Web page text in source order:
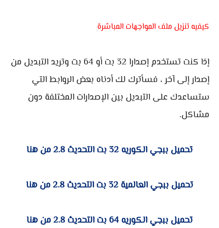
كيفيه تنزيل ملف المواجهات المباشرة
إذا كنت تستخدم إصدارا 32 بت أو 64 بت وتريد التبديل من
إصدار إلى آخر ، فسأترك لك أدناه بعض الروابط التي
ستساعدك على التبديل بين الإصدارات المختلفة دون
مشاكل.
تحميل ببجي الكوريه 32 بت التحديث 2.8 من هنا
تحميل ببجي العالمية 32 بت التحديث 2.8 من هنا
تحميل ببجي الكوريه 64 بت التحديث 2.8 من هنا